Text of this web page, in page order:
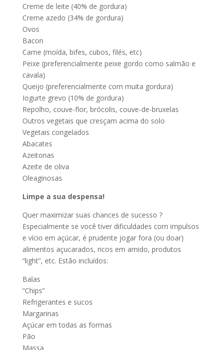
Creme de leite (40% de gordura)
Creme azedo (34% de gordura)
Ovos
Bacon
Carne (moída, bifes, cubos, filés, etc)
Peixe (preferencialmente peixe gordo como salmão e
cavala)
Queijo (preferencialmente com muita gordura)
Iogurte grevo (10% de gordura)
Repolho, couve-flor, brócolis, couve-de-bruxelas
Outros vegetais que cresçam acima do solo
Vegetais congelados
Abacates
Azeitonas
Azeite de oliva
Oleaginosas
Limpe a sua despensa!
Quer maximizar suas chances de sucesso ?
Especialmente se você tiver dificuldades com impulsos
e vício em açúcar, é prudente jogar fora (ou doar)
alimentos açucarados, ricos em amido, produtos
“light”, etc. Estão incluídos:
Balas
“Chips”
Refrigerantes e sucos
Margarinas
Açúcar em todas as formas
Pão
Massa